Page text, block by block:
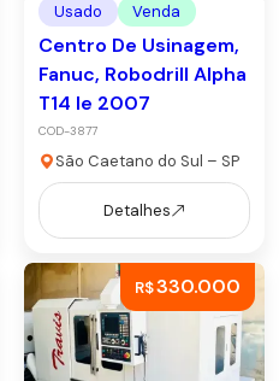
Usado Venda
Centro De Usinagem,
Fanuc, Robodrill Alpha
T14 Ie 2007
COD-3877
São Caetano do Sul – SP
Detalhes
R$330.000